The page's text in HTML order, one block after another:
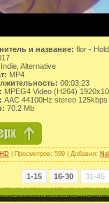
и название: flor -
Indie, Alternative
MP4
00:03:23
MPEG4 Video (H264)
AAC 44100Hz stereo 125kbps
70.2 Mb
| Просмотров: 599 | Добавил:
1-15 16-30 31-45